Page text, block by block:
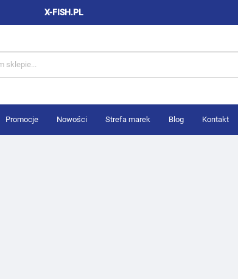
X-FISH.PL
Promocje Nowości Strefa marek Blog Kontakt